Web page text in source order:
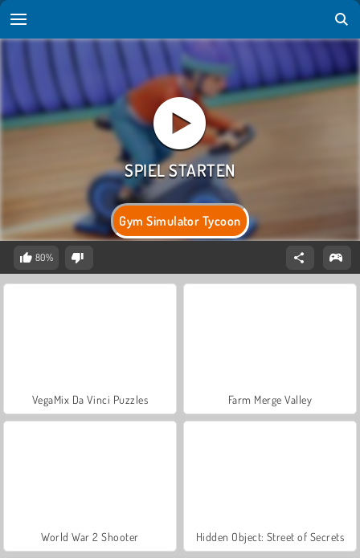
Gym Simulator Tycoon
80%
VegaMix Da Vinci Puzzles Farm Merge Valley
World War 2 Shooter Hidden Object: Street of Secrets